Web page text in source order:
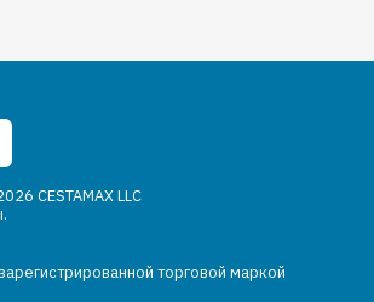
CESTAMAX LLC
торговой маркой